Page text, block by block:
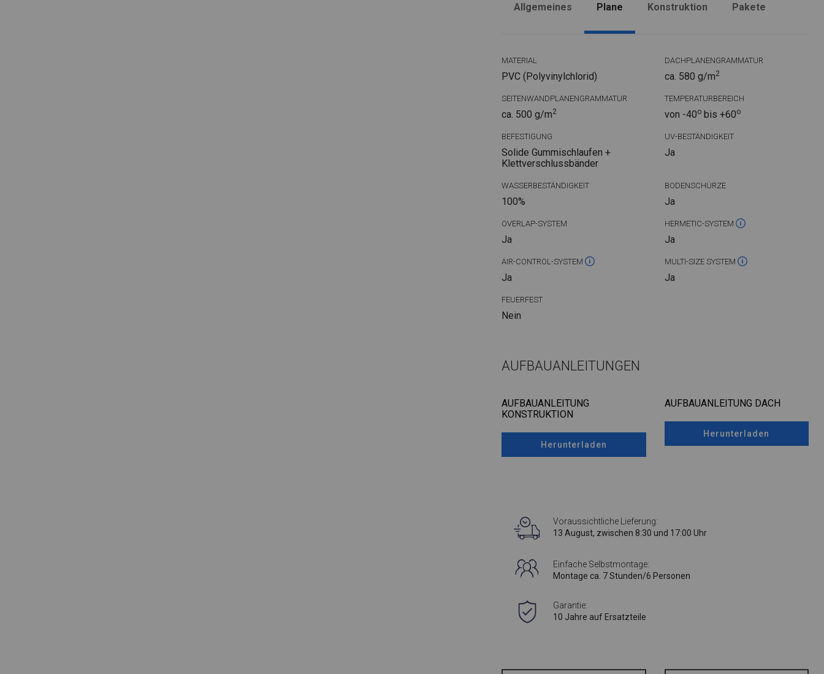
Allgemeines Plane Konstruktion Pakete
MATERIAL
PVC (Polyvinylchlorid)
DACHPLANENGRAMMATUR
ca. 580 g/m2
SEITENWANDPLANENGRAMMATUR
ca. 500 g/m2
TEMPERATURBEREICH
von -40obis +60o
BEFESTIGUNG
Solide Gummischlaufen +
Klettverschlussbänder
UV-BESTÄNDIGKEIT
Ja
WASSERBESTÄNDIGKEIT
100%
BODENSCHÜRZE
Ja
OVERLAP-SYSTEM
Ja
HERMETIC-SYSTEM
Ja
AIR-CONTROL-SYSTEM
Ja
MULTI-SIZE SYSTEM
Ja
FEUERFEST
Nein
AUFBAUANLEITUNGEN
AUFBAUANLEITUNG
KONSTRUKTION
Herunterladen
AUFBAUANLEITUNG DACH
Herunterladen
Voraussichtliche Lieferung:
13 August, zwischen 8:30 und 17:00 Uhr
Einfache Selbstmontage:
Montage ca. 7 Stunden/6 Personen
Garantie:
10 Jahre auf Ersatzteile